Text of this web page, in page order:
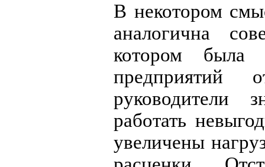
В некотором
аналогична
котором была
предприятий
руководители
работать
увеличены